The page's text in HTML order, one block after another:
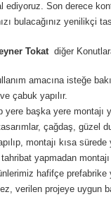
ediyoruz. Son derece
bulacağınız yenilikçi
Tokat diğer
amacına isteğe
çabuk yapılır.
başka yere montajı
çağdaş, güzel
montajı kısa
yapmadan montajı
hafifçe prefabrike
verilen projeye uygun